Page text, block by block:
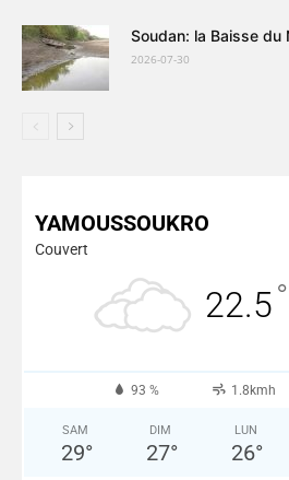
Soudan: la Baisse du
2026-07-30
YAMOUSSOUKRO
Couvert
22.5°
93 % 1.8kmh
SAM
29°
DIM
27°
LUN
26°